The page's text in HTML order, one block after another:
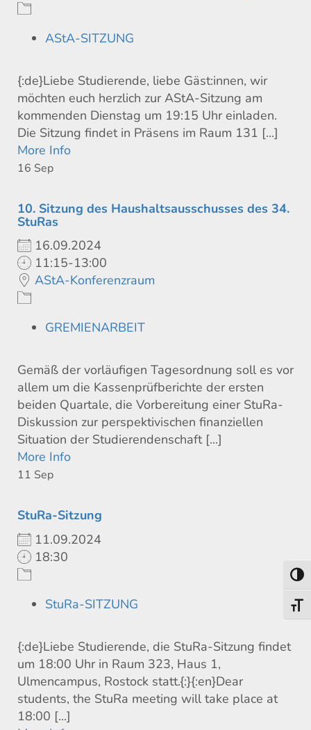
AStA-SITZUNG
{:de}Liebe Studierende, liebe Gäst:innen, wir
möchten euch herzlich zur AStA-Sitzung am
kommenden Dienstag um 19:15 Uhr einladen.
Die Sitzung findet in Präsens im Raum 131 [...]
More Info
16 Sep
10. Sitzung des Haushaltsausschusses des 34.
StuRas
16.09.2024
11:15-13:00
AStA-Konferenzraum
GREMIENARBEIT
Gemäß der vorläufigen Tagesordnung soll es vor
allem um die Kassenprüfberichte der ersten
beiden Quartale, die Vorbereitung einer StuRa-
Diskussion zur perspektivischen finanziellen
Situation der Studierendenschaft [...]
More Info
11 Sep
StuRa-Sitzung
11.09.2024
18:30
StuRa-SITZUNG
{:de}Liebe Studierende, die StuRa-Sitzung findet
um 18:00 Uhr in Raum 323, Haus 1,
Ulmencampus, Rostock statt.{:}{:en}Dear
students, the StuRa meeting will take place at
18:00 [...]